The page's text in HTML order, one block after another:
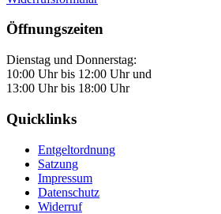
Öffnungszeiten
Dienstag und Donnerstag:
10:00 Uhr bis 12:00 Uhr und
13:00 Uhr bis 18:00 Uhr
Quicklinks
Entgeltordnung
Satzung
Impressum
Datenschutz
Widerruf